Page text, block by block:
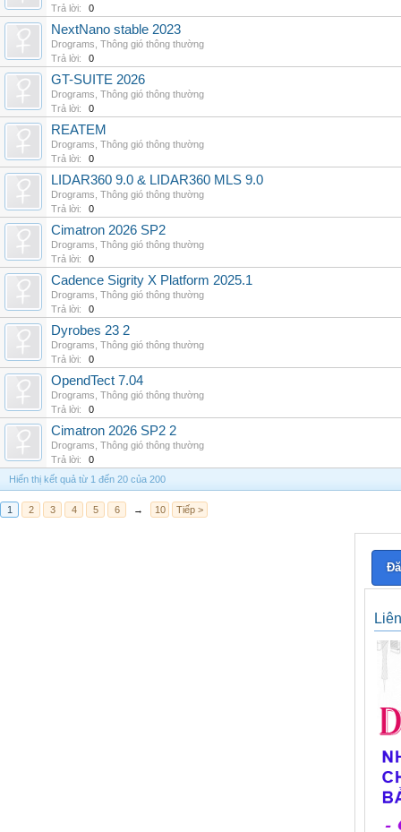
Trả lời:
0
NextNano stable 2023
Drograms Thông gió thông thường
Trả lời:
0
GT-SUITE 2026
Drograms Thông gió thông thường
Trả lời:
0
REATEM
Drograms Thông gió thông thường
Trả lời:
0
LIDAR360 9.0 & LIDAR360 MLS 9.0
Drograms Thông gió thông thường
Trả lời:
0
Cimatron 2026 SP2
Drograms Thông gió thông thường
Trả lời:
0
Cadence Sigrity X Platform 2025.1
Drograms Thông gió thông thường
Trả lời:
0
Dyrobes 23 2
Drograms Thông gió thông thường
Trả lời:
0
OpendTect 7.04
Drograms Thông gió thông thường
Trả lời:
0
Cimatron 2026 SP2 2
Drograms Thông gió thông thường
Trả lời:
0
Hiển thị kết quả từ 1 đến 20 của 200
1 2 3 4 5 6 → 10 Tiếp >